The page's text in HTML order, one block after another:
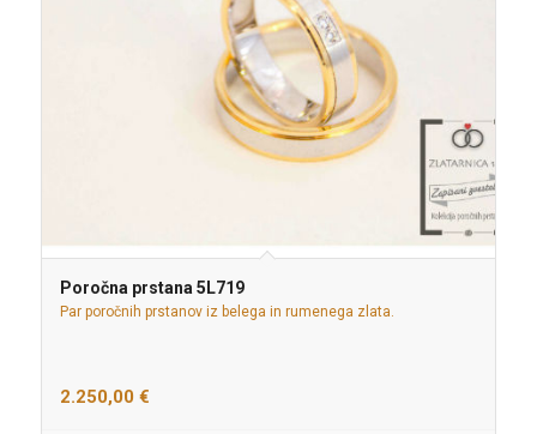
Poročna prstana 5L719
Par poročnih prstanov iz belega in rumenega zlata.
2.250,00 €